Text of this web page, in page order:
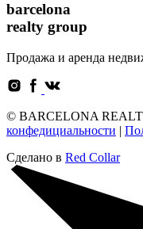
barcelona
realty group
Продажа и аренда
© BARCELONA
конфедициальности |
Сделано в Red Collar